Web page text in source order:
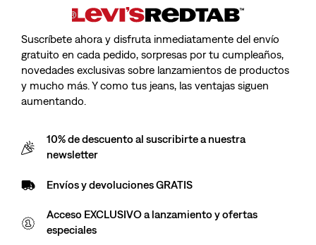
Suscríbete ahora y disfruta inmediatamente del envío
gratuito en cada pedido, sorpresas por tu cumpleaños,
novedades exclusivas sobre lanzamientos de productos
y mucho más. Y como tus jeans, las ventajas siguen
aumentando.
10% de descuento al suscribirte a nuestra
newsletter
Envíos y devoluciones GRATIS
Acceso EXCLUSIVO a lanzamiento y ofertas
especiales